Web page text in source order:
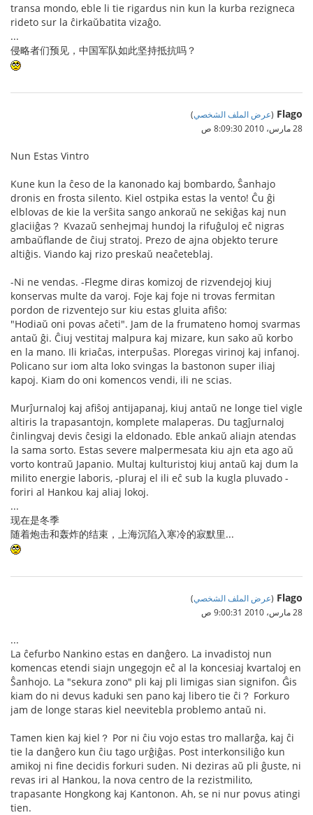
transa mondo, eble li tie rigardus nin kun la kurba rezigneca
rideto sur la ĉirkaŭbatita vizaĝo.
...
侵略者们预见，中国军队如此坚持抵抗吗？
Flago
(عرض الملف الشخصي)
28 مارس، 2010 8:09:30 ص
Nun Estas Vintro
Kune kun la ĉeso de la kanonado kaj bombardo, Ŝanhajo
dronis en frosta silento. Kiel ostpika estas la vento! Ĉu ĝi
elblovas de kie la verŝita sango ankoraŭ ne sekiĝas kaj nun
glaciiĝas？ Kvazaŭ senhejmaj hundoj la rifuĝuloj eĉ nigras
ambaŭflande de ĉiuj stratoj. Prezo de ajna objekto terure
altiĝis. Viando kaj rizo preskaŭ neaĉeteblaj.
-Ni ne vendas. -Flegme diras komizoj de rizvendejoj kiuj
konservas multe da varoj. Foje kaj foje ni trovas fermitan
pordon de rizventejo sur kiu estas gluita afiŝo:
"Hodiaŭ oni povas aĉeti". Jam de la frumateno homoj svarmas
antaŭ ĝi. Ĉiuj vestitaj malpura kaj mizare, kun sako aŭ korbo
en la mano. Ili kriaĉas, interpuŝas. Ploregas virinoj kaj infanoj.
Policano sur iom alta loko svingas la bastonon super iliaj
kapoj. Kiam do oni komencos vendi, ili ne scias.
Murĵurnaloj kaj afiŝoj antijapanaj, kiuj antaŭ ne longe tiel vigle
altiris la trapasantojn, komplete malaperas. Du tagĵurnaloj
ĉinlingvaj devis ĉesigi la eldonado. Eble ankaŭ aliajn atendas
la sama sorto. Estas severe malpermesata kiu ajn eta ago aŭ
vorto kontraŭ Japanio. Multaj kulturistoj kiuj antaŭ kaj dum la
milito energie laboris, -pluraj el ili eĉ sub la kugla pluvado -
foriri al Hankou kaj aliaj lokoj.
...
现在是冬季
随着炮击和轰炸的结束，上海沉陷入寒冷的寂默里...
Flago
(عرض الملف الشخصي)
28 مارس، 2010 9:00:31 ص
...
La ĉefurbo Nankino estas en danĝero. La invadistoj nun
komencas etendi siajn ungegojn eĉ al la koncesiaj kvartaloj en
Ŝanhojo. La "sekura zono" pli kaj pli limigas sian signifon. Ĝis
kiam do ni devus kaduki sen pano kaj libero tie ĉi？ Forkuro
jam de longe staras kiel neevitebla problemo antaŭ ni.
Tamen kien kaj kiel？ Por ni ĉiu vojo estas tro mallarĝa, kaj ĉi
tie la danĝero kun ĉiu tago urĝiĝas. Post interkonsiliĝo kun
amikoj ni fine decidis forkuri suden. Ni deziras aŭ pli ĝuste, ni
revas iri al Hankou, la nova centro de la rezistmilito,
trapasante Hongkong kaj Kantonon. Ah, se ni nur povus atingi
tien.